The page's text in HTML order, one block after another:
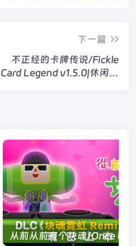
下一篇
不正经的卡牌传说/Fickle
Card Legend v1.5.0|休闲益